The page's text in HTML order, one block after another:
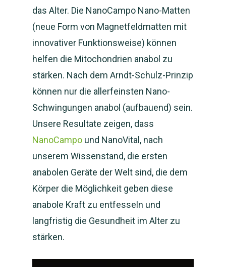
das Alter. Die NanoCampo Nano-Matten
(neue Form von Magnetfeldmatten mit
innovativer Funktionsweise) können
helfen die Mitochondrien anabol zu
stärken. Nach dem Arndt-Schulz-Prinzip
können nur die allerfeinsten Nano-
Schwingungen anabol (aufbauend) sein.
Unsere Resultate zeigen, dass
NanoCampo und NanoVital, nach
unserem Wissenstand, die ersten
anabolen Geräte der Welt sind, die dem
Körper die Möglichkeit geben diese
anabole Kraft zu entfesseln und
langfristig die Gesundheit im Alter zu
stärken.
NEWS: NanoCampo
verfügbar und
gestartet
Magnetfeld-
System
Magnetfeld-System
Shop